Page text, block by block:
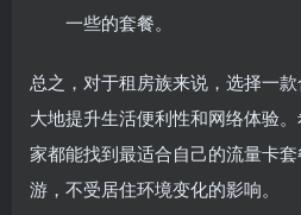
一些的套餐。
总之，对于租房族来说，选择一
大地提升生活便利性和网络体验
家都能找到最适合自己的流量卡
游，不受居住环境变化的影响。